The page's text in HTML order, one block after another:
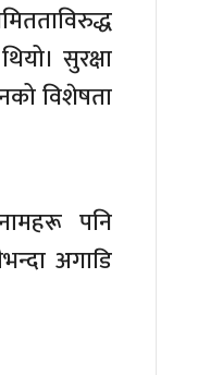
सुरक्षा
विशेषता
पनि
अगाडि